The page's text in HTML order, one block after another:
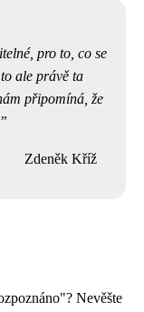
pro to, co se
ale právě ta
připomíná, že
Zdeněk Kříž
Nevěšte